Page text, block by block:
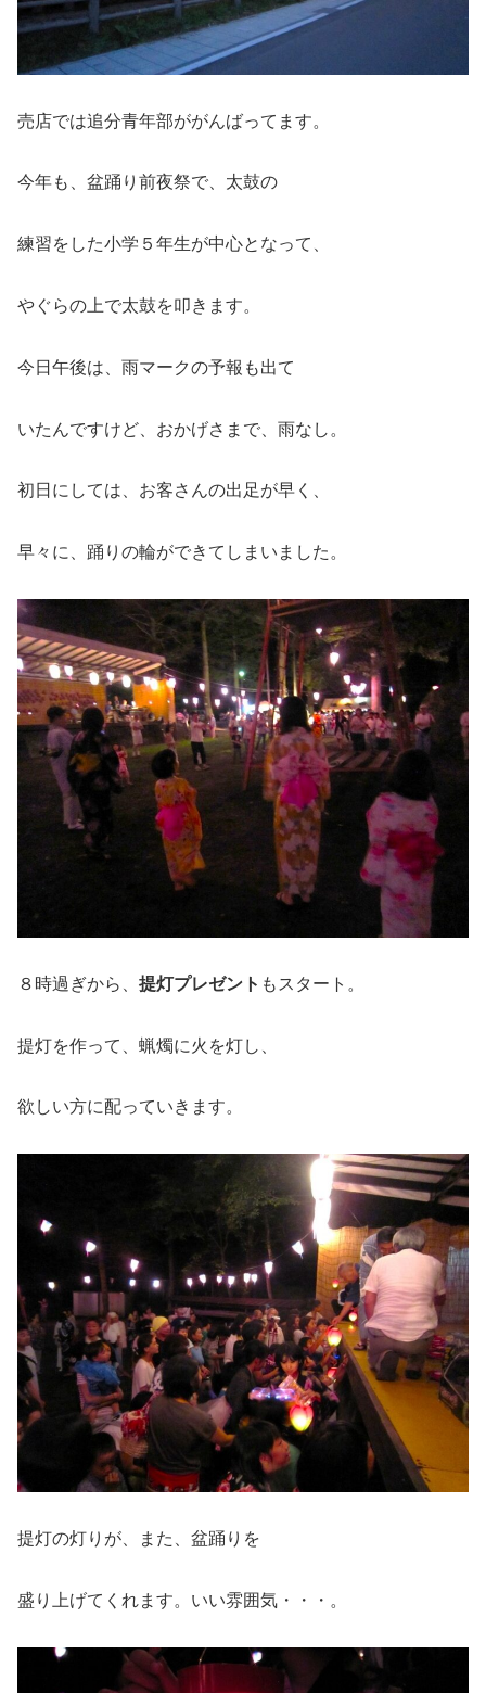
売店では追分青年部ががんばってます。
今年も、盆踊り前夜祭で、太鼓の
練習をした小学５年生が中心となって、
やぐらの上で太鼓を叩きます。
今日午後は、雨マークの予報も出て
いたんですけど、おかげさまで、雨なし。
初日にしては、お客さんの出足が早く、
早々に、踊りの輪ができてしまいました。
８時過ぎから、 提灯プレゼント もスタート。
提灯を作って、蝋燭に火を灯し、
欲しい方に配っていきます。
提灯の灯りが、また、盆踊りを
盛り上げてくれます。いい雰囲気・・・。